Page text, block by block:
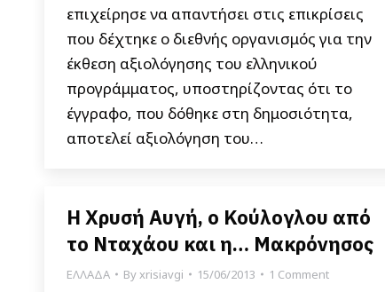
επιχείρησε να απαντήσει στις επικρίσεις
που δέχτηκε ο διεθνής οργανισμός για την
έκθεση αξιολόγησης του ελληνικού
προγράμματος, υποστηρίζοντας ότι το
έγγραφο, που δόθηκε στη δημοσιότητα,
αποτελεί αξιολόγηση του…
Η Χρυσή Αυγή, ο Κούλογλου από
το Νταχάου και η… Μακρόνησος
ΕΛΛΑΔΑ Byxrisiavgi 15/06/2013 1 Comment